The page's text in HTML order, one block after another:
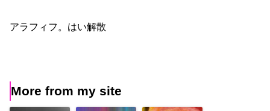
アラフィフ。はい解散
More from my site